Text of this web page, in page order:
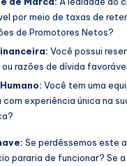
por meio de taxas de
de Promotores Netos?
Você possui
razões de dívida
Você tem uma
com experiência única na
Se perdêssemos este
pararia de funcionar? Se